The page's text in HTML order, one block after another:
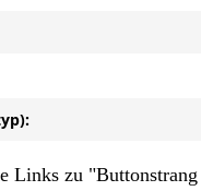
Links zu